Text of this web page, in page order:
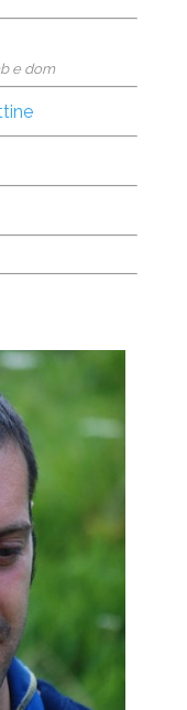
e dom